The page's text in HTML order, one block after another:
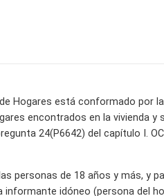
Hogares está conformado por
encontrados en la vivienda y
24(P6642) del capítulo I.
personas de 18 años y más, y
informante idóneo (persona del